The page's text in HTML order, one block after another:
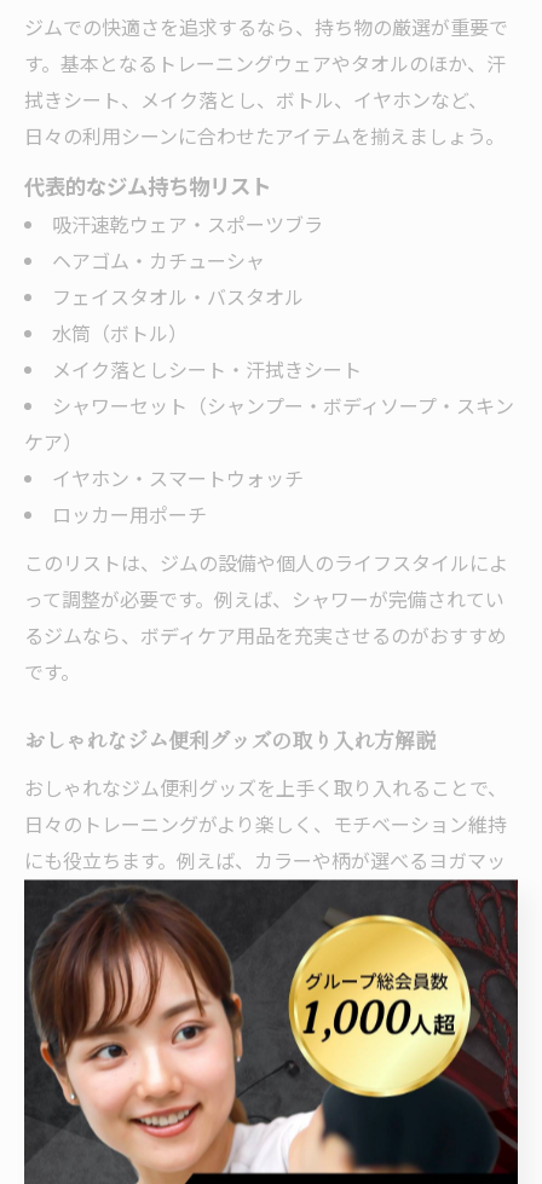
ジムでの快適さを追求するなら、持ち物の厳選が重要で
す。基本となるトレーニングウェアやタオルのほか、汗
拭きシート、メイク落とし、ボトル、イヤホンなど、
日々の利用シーンに合わせたアイテムを揃えましょう。
代表的なジム持ち物リスト
吸汗速乾ウェア・スポーツブラ
ヘアゴム・カチューシャ
フェイスタオル・バスタオル
水筒（ボトル）
メイク落としシート・汗拭きシート
シャワーセット（シャンプー・ボディソープ・スキン
ケア）
イヤホン・スマートウォッチ
ロッカー用ポーチ
このリストは、ジムの設備や個人のライフスタイルによ
って調整が必要です。例えば、シャワーが完備されてい
るジムなら、ボディケア用品を充実させるのがおすすめ
です。
おしゃれなジム便利グッズの取り入れ方解説
おしゃれなジム便利グッズを上手く取り入れることで、
日々のトレーニングがより楽しく、モチベーション維持
にも役立ちます。例えば、カラーや柄が選べるヨガマッ
トや、デザイン性の高いボトルは、持っているだけで気
分が上がるアイテムです。
また、ジム用ポーチやバッグも、シンプルながらアクセ
ントになるものや、機能性とデザインを兼ね備えたもの
が人気です。最近はスマートウォッチやワイヤレスイヤ
ホンのようなデジタル系グッズも、ファッション性と実
用性を両立しています。
取り入れる際は、見た目だけでなく「軽量」「防水」